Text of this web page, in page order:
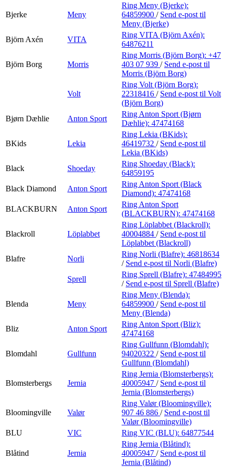
Bjerke Meny
Ring Meny (Bjerke):
64859900 / Send e-post til
Meny (Bjerke)
Björn Axén
VITA
Ring VITA (Björn Axén):
64876211
Björn Borg Morris
Ring Morris (Björn Borg): +47
403 07 939 / Send e-post til
Morris (Björn Borg)
Volt
Ring Volt (Björn Borg):
22318416 / Send e-post til Volt
(Björn Borg)
Bjørn Dæhlie
Anton Sport
Ring Anton Sport (Bjørn
Dæhlie): 47474168
BKids Lekia
Ring Lekia (BKids):
46419732 / Send e-post til
Lekia (BKids)
Black
Shoeday
Ring Shoeday (Black):
64859195
Black Diamond
Anton Sport
Ring Anton Sport (Black
Diamond): 47474168
BLACKBURN
Anton Sport
Ring Anton Sport
(BLACKBURN): 47474168
Blackroll Löplabbet
Ring Löplabbet (Blackroll):
40004884 / Send e-post til
Löplabbet (Blackroll)
Blafre
Norli
Ring Norli (Blafre): 46818634
/ Send e-post til Norli (Blafre)
Sprell
Ring Sprell (Blafre): 47484995
/ Send e-post til Sprell (Blafre)
Blenda Meny
Ring Meny (Blenda):
64859900 / Send e-post til
Meny (Blenda)
Bliz
Anton Sport
Ring Anton Sport (Bliz):
47474168
Blomdahl Gullfunn
Ring Gullfunn (Blomdahl):
94020322 / Send e-post til
Gullfunn (Blomdahl)
Blomsterbergs Jernia
Ring Jernia (Blomsterbergs):
40005947 / Send e-post til
Jernia (Blomsterbergs)
Bloomingville Valør
Ring Valør (Bloomingville):
907 46 886 / Send e-post til
Valør (Bloomingville)
BLU
VIC Ring VIC (BLU): 64877544
Blåtind Jernia
Ring Jernia (Blåtind):
40005947 / Send e-post til
Jernia (Blåtind)